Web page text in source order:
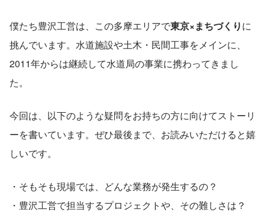
僕たち豊沢工営は、この多摩エリアで東京×まちづくりに
挑んでいます。水道施設や土木・民間工事をメインに、
2011年からは継続して水道局の事業に携わってきまし
た。
今回は、以下のような疑問をお持ちの方に向けてストーリ
ーを書いています。ぜひ最後まで、お読みいただけると嬉
しいです。
・そもそも現場では、どんな業務が発生するの？
・豊沢工営で担当するプロジェクトや、その難しさは？